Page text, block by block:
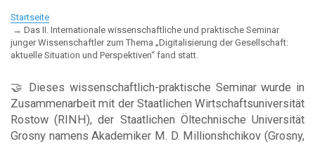
Startseite
Das II. Internationale wissenschaftliche und praktische Seminar
junger Wissenschaftler zum Thema „Digitalisierung der Gesellschaft:
aktuelle Situation und Perspektiven“ fand statt.
🤝 Dieses wissenschaftlich-praktische Seminar wurde in
Zusammenarbeit mit der Staatlichen Wirtschaftsuniversität
Rostow (RINH), der Staatlichen Öltechnische Universität
Grosny namens Akademiker M. D. Millionshchikov (Grosny,